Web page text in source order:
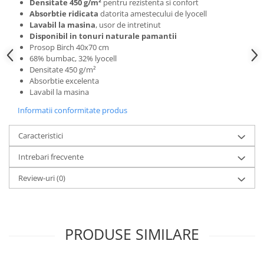
Camasi
Pantaloni
Pantaloni cu pieptar
Hanorace
Jachete
Impermeabile
Veste
Reflectorizante
Incaltaminte
Incaltaminte de lucru si protectie
Incaltaminte de oras si munte
Echipamente medicale
Manusi de protectie
Casti de protectie
Densitate 450 g/m² pentru rezistenta si confort
Absorbtie ridicata datorita amestecului de lyocell
Lavabil la masina, usor de intretinut
Disponibil in tonuri naturale pamantii
Prosop Birch 40x70 cm
68% bumbac, 32% lyocell
Densitate 450 g/m²
Absorbtie excelenta
Lavabil la masina
Informatii conformitate produs
Caracteristici
Intrebari frecvente
Review-uri(0)
PRODUSE SIMILARE